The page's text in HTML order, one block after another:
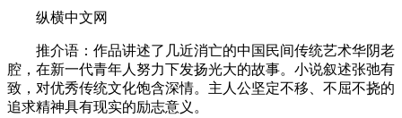
纵横中文网
推介语：作品讲述了几近消亡的中国民间传统艺术华阴老
腔，在新一代青年人努力下发扬光大的故事。小说叙述张弛有
致，对优秀传统文化饱含深情。主人公坚定不移、不屈不挠的
追求精神具有现实的励志意义。